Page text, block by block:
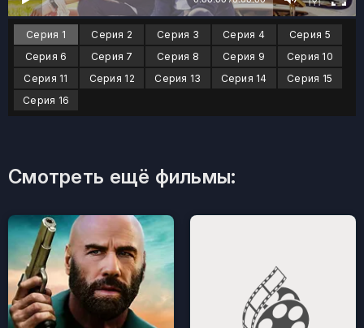
Серия 1 Серия 2 Серия 3 Серия 4
Серия 5
Серия 6
Серия 7 Серия 8 Серия 9
Серия 10
Серия 11
Серия 12 Серия 13 Серия 14
Серия 15
Серия 16
Смотреть ещё фильмы: